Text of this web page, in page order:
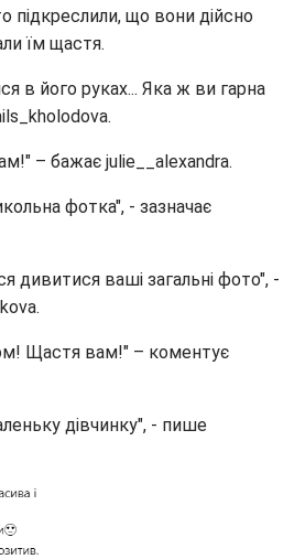
підкреслили, що вони дійсно
їм щастя.
в його руках... Яка ж ви гарна
– бажає julie__alexandra.
фотка", - зазначає
дивитися ваші загальні фото", -
Щастя вам!" – коментує
дівчинку", - пише